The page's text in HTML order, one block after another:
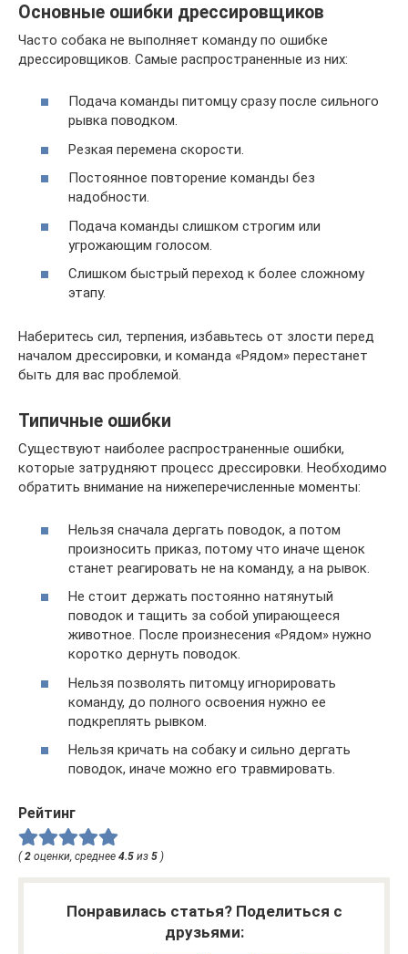
Основные ошибки дрессировщиков
Часто собака не выполняет команду по ошибке
дрессировщиков. Самые распространенные из них:
Подача команды питомцу сразу после сильного
рывка поводком.
Резкая перемена скорости.
Постоянное повторение команды без
надобности.
Подача команды слишком строгим или
угрожающим голосом.
Слишком быстрый переход к более сложному
этапу.
Наберитесь сил, терпения, избавьтесь от злости перед
началом дрессировки, и команда «Рядом» перестанет
быть для вас проблемой.
Типичные ошибки
Существуют наиболее распространенные ошибки,
которые затрудняют процесс дрессировки. Необходимо
обратить внимание на нижеперечисленные моменты:
Нельзя сначала дергать поводок, а потом
произносить приказ, потому что иначе щенок
станет реагировать не на команду, а на рывок.
Не стоит держать постоянно натянутый
поводок и тащить за собой упирающееся
животное. После произнесения «Рядом» нужно
коротко дернуть поводок.
Нельзя позволять питомцу игнорировать
команду, до полного освоения нужно ее
подкреплять рывком.
Нельзя кричать на собаку и сильно дергать
поводок, иначе можно его травмировать.
Рейтинг
(2 оценки, среднее 4.5 из 5 )
Понравилась статья? Поделиться с
друзьями: